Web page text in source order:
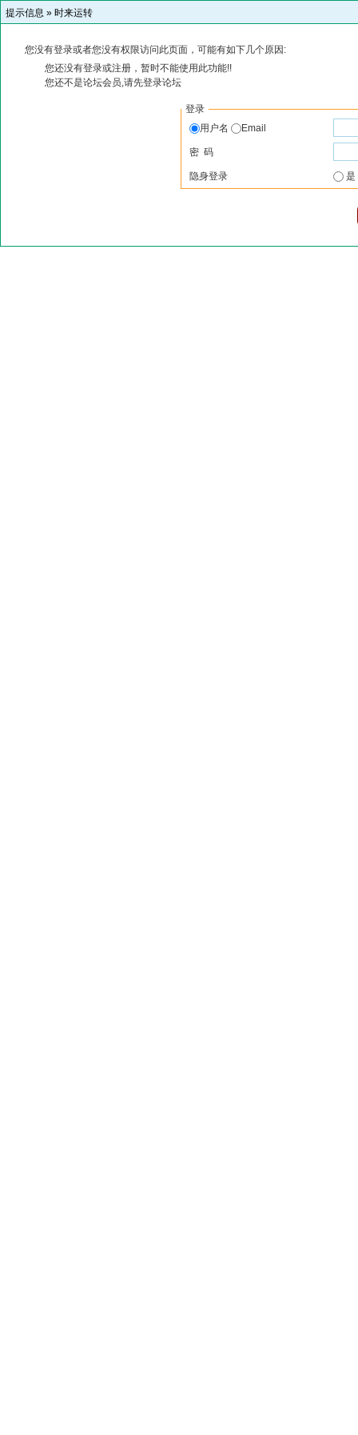
提示信息 » 时来运转
您没有登录或者您没有权限访问此页面，可能有如下几个原因:
您还没有登录或注册，暂时不能使用此功能!!
您还不是论坛会员,请先登录论坛
登录
用户名
Email
密 码
隐身登录